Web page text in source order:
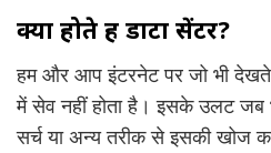
क्या होते हैं डाटा सेंटर?
हम और आप इंटरनेट पर जो भी देखते
में सेव नहीं होता है। इसके उलट जब
सर्च या अन्य तरीक से इसकी खोज